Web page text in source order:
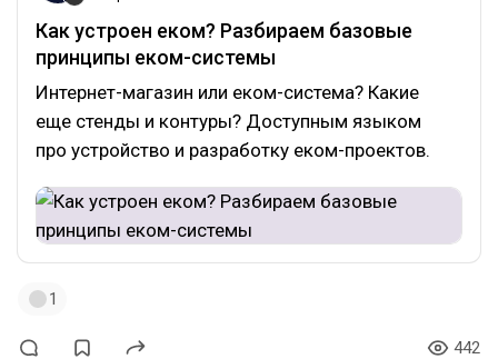
Как устроен еком? Разбираем базовые
принципы еком-системы
Интернет-магазин или еком-система? Какие
еще стенды и контуры? Доступным языком
про устройство и разработку еком-проектов.
1
442